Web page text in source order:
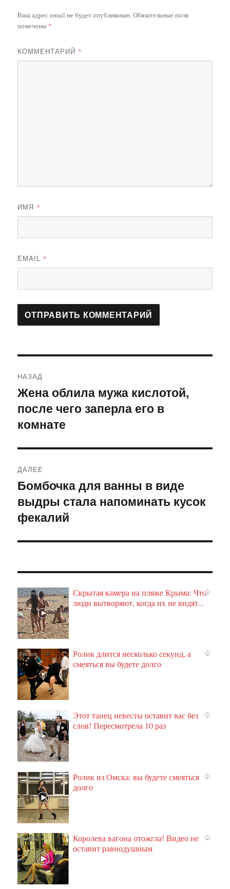
Ваш адрес email не будет опубликован. Обязательные поля
помечены *
КОММЕНТАРИЙ *
ИМЯ *
EMAIL *
по
записям
НАЗАД
Предыдущая
запись:
Жена облила мужа кислотой,
после чего заперла его в
комнате
ДАЛЕЕ
Следующая
запись:
Бомбочка для ванны в виде
выдры стала напоминать кусок
фекалий
i
Скрытая камера на пляже Крыма: Что
люди вытворяют, когда их не видят...
i
Ролик длится несколько секунд, а
смеяться вы будете долго
i
Этот танец невесты оставит вас без
слов! Пересмотрела 10 раз
i
Ролик из Омска: вы будете смеяться
долго
i
Королева вагона отожгла! Видео не
оставит равнодушным